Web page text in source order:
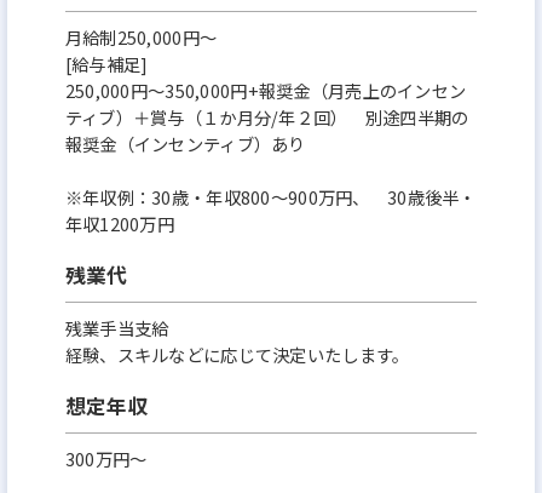
月給制250,000円～
[給与補足]
250,000円～350,000円+報奨金（月売上のインセン
ティブ）＋賞与（１か月分/年２回） 別途四半期の
報奨金（インセンティブ）あり
※年収例：30歳・年収800〜900万円、 30歳後半・
年収1200万円
残業代
残業手当支給
経験、スキルなどに応じて決定いたします。
想定年収
300万円〜